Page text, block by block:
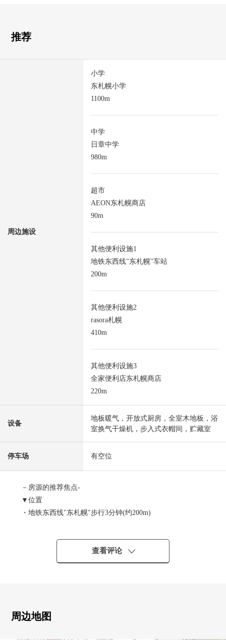
推荐
周边施设
小学
东札幌小学
1100m
中学
日章中学
980m
超市
AEON东札幌商店
90m
其他便利设施1
地铁东西线"东札幌"车站
200m
其他便利设施2
rasora札幌
410m
其他便利设施3
全家便利店东札幌商店
220m
设备
地板暖气，开放式厨房，全室木地板，浴
室换气干燥机，步入式衣帽间，贮藏室
停车场 有空位
－房源的推荐焦点-
▼位置
・地铁东西线"东札幌"步行3分钟(约200m)
・在客餐厅和邻接的西式房间，也可以到底利用
・附带1620尺寸的窗的浴室
查看评论
周边地图